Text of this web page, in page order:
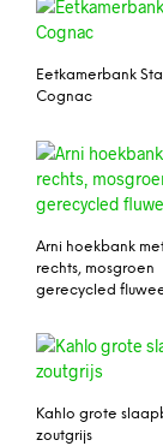
Eetkamerbank
Cognac
Arni hoekbank
rechts, mosgroen
gerecycled
Kahlo grote
zoutgrijs